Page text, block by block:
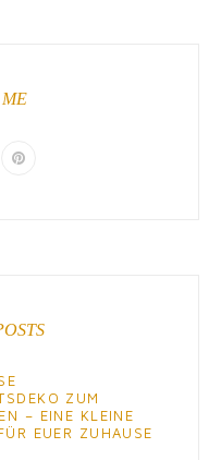
ZUM
– EINE KLEINE
EUER ZUHAUSE